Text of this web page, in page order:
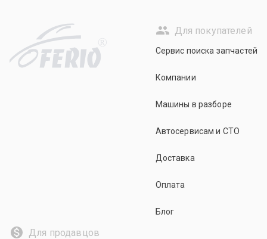
R
Для покупателей
Сервис поиска запчастей
Компании
Машины в разборе
Автосервисам и СТО
Доставка
Оплата
Блог
Для продавцов